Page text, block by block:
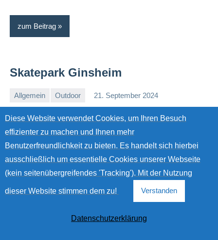
zum Beitrag
Skatepark Ginsheim
Allgemein Outdoor 21. September 2024
Sandra
und
Alex
Keine
Kommentare
Voller Freude auf einen spannenden Skatespot hat es
uns diesmal in den Skatepark Ginsheim verschlagen.
denn die Anlage bietet eine große Vielfalt an
Obstacles, die sowohl Anfängern als auch
modernen Design von Camp Ramps […]
Diese Website verwendet Cookies, um Ihren Besuch
effizienter zu machen und Ihnen mehr
Benutzerfreundlichkeit zu bieten. Es handelt sich hierbei
ausschließlich um essentielle Cookies unserer Webseite
(kein seitenübergreifendes 'Tracking'). Mit der Nutzung
dieser Website stimmen dem zu! Verstanden
Datenschutzerklärung